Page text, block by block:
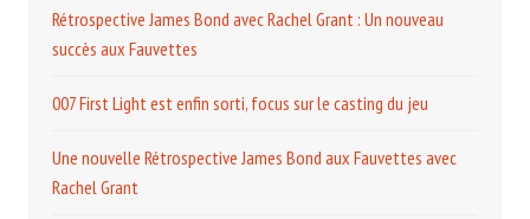
Rétrospective James Bond avec Rachel Grant : Un nouveau
succès aux Fauvettes
007 First Light est enfin sorti, focus sur le casting du jeu
Une nouvelle Rétrospective James Bond aux Fauvettes avec
Rachel Grant